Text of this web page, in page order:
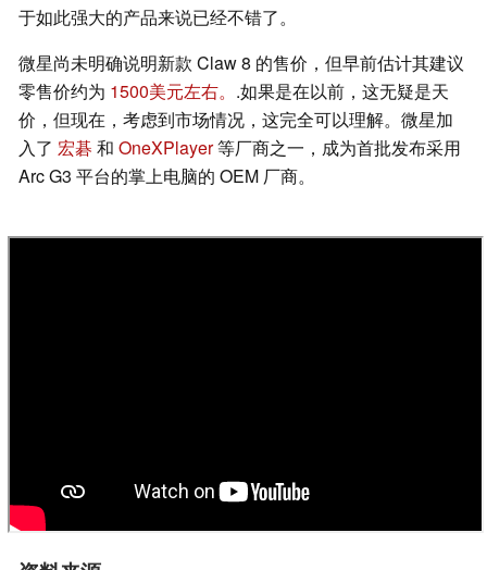
于如此强大的产品来说已经不错了。
微星尚未明确说明新款 Claw 8 的售价，但早前估计其建议
零售价约为 1500美元左右。 .如果是在以前，这无疑是天
价，但现在，考虑到市场情况，这完全可以理解。微星加
入了 宏碁 和 OneXPlayer等厂商之一，成为首批发布采用
Arc G3 平台的掌上电脑的 OEM 厂商。